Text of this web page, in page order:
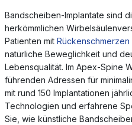
Bandscheiben-Implantate sind
herkömmlichen
Patienten mit Rückenschmerzen
natürliche Beweglichkeit und
Lebensqualität. Im Apex-Spine
führenden Adressen für
mit rund 150 Implantationen
Technologien und erfahrene
Sie, wie künstliche